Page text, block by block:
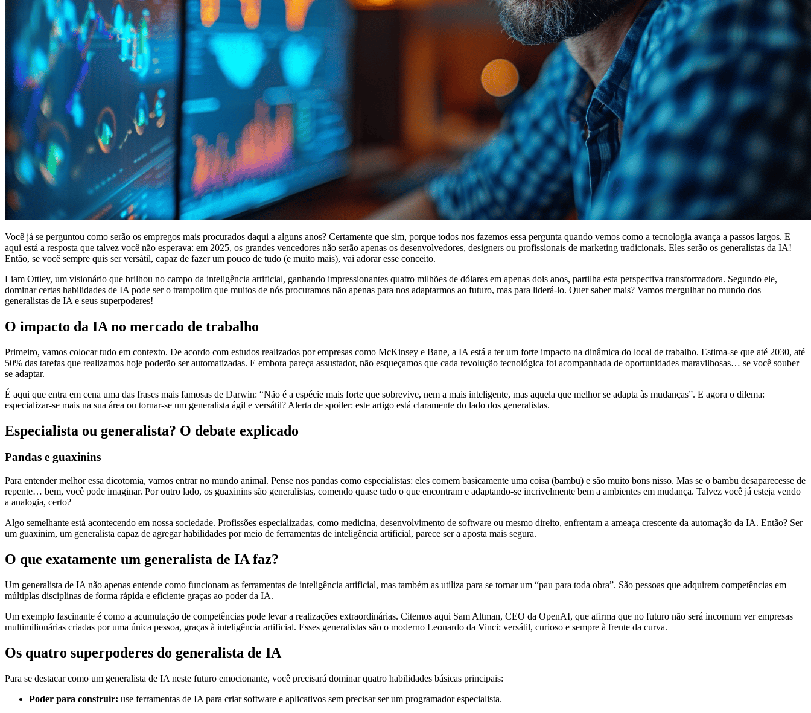
Você já se perguntou como serão os empregos mais procurados daqui a alguns anos? Certamente que sim, porque todos nos fazemos essa pergunta quando vemos como a tecnologia avança a passos largos. E
aqui está a resposta que talvez você não esperava: em 2025, os grandes vencedores não serão apenas os desenvolvedores, designers ou profissionais de marketing tradicionais. Eles serão os generalistas da IA!
Então, se você sempre quis ser versátil, capaz de fazer um pouco de tudo (e muito mais), vai adorar esse conceito.
Liam Ottley, um visionário que brilhou no campo da inteligência artificial, ganhando impressionantes quatro milhões de dólares em apenas dois anos, partilha esta perspectiva transformadora. Segundo ele,
dominar certas habilidades de IA pode ser o trampolim que muitos de nós procuramos não apenas para nos adaptarmos ao futuro, mas para liderá-lo. Quer saber mais? Vamos mergulhar no mundo dos
generalistas de IA e seus superpoderes!
O impacto da IA ​​no mercado de trabalho
Primeiro, vamos colocar tudo em contexto. De acordo com estudos realizados por empresas como McKinsey e Bane, a IA está a ter um forte impacto na dinâmica do local de trabalho. Estima-se que até 2030, até
50% das tarefas que realizamos hoje poderão ser automatizadas. E embora pareça assustador, não esqueçamos que cada revolução tecnológica foi acompanhada de oportunidades maravilhosas… se você souber
se adaptar.
É aqui que entra em cena uma das frases mais famosas de Darwin: “Não é a espécie mais forte que sobrevive, nem a mais inteligente, mas aquela que melhor se adapta às mudanças”. E agora o dilema:
especializar-se mais na sua área ou tornar-se um generalista ágil e versátil? Alerta de spoiler: este artigo está claramente do lado dos generalistas.
Especialista ou generalista? O debate explicado
Pandas e guaxinins
Para entender melhor essa dicotomia, vamos entrar no mundo animal. Pense nos pandas como especialistas: eles comem basicamente uma coisa (bambu) e são muito bons nisso. Mas se o bambu desaparecesse de
repente… bem, você pode imaginar. Por outro lado, os guaxinins são generalistas, comendo quase tudo o que encontram e adaptando-se incrivelmente bem a ambientes em mudança. Talvez você já esteja vendo
a analogia, certo?
Algo semelhante está acontecendo em nossa sociedade. Profissões especializadas, como medicina, desenvolvimento de software ou mesmo direito, enfrentam a ameaça crescente da automação da IA. Então? Ser
um guaxinim, um generalista capaz de agregar habilidades por meio de ferramentas de inteligência artificial, parece ser a aposta mais segura.
O que exatamente um generalista de IA faz?
Um generalista de IA não apenas entende como funcionam as ferramentas de inteligência artificial, mas também as utiliza para se tornar um “pau para toda obra”. São pessoas que adquirem competências em
múltiplas disciplinas de forma rápida e eficiente graças ao poder da IA.
Um exemplo fascinante é como a acumulação de competências pode levar a realizações extraordinárias. Citemos aqui Sam Altman, CEO da OpenAI, que afirma que no futuro não será incomum ver empresas
multimilionárias criadas por uma única pessoa, graças à inteligência artificial. Esses generalistas são o moderno Leonardo da Vinci: versátil, curioso e sempre à frente da curva.
Os quatro superpoderes do generalista de IA
Para se destacar como um generalista de IA neste futuro emocionante, você precisará dominar quatro habilidades básicas principais:
Poder para construir: use ferramentas de IA para criar software e aplicativos sem precisar ser um programador especialista.